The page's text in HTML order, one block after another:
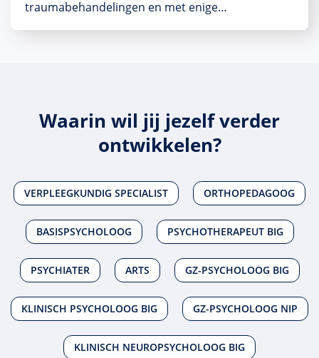
traumabehandelingen en met enige…
Waarin wil jij jezelf verder
ontwikkelen?
VERPLEEGKUNDIG SPECIALIST ORTHOPEDAGOOG
BASISPSYCHOLOOG PSYCHOTHERAPEUT BIG
PSYCHIATER ARTS GZ-PSYCHOLOOG BIG
KLINISCH PSYCHOLOOG BIG GZ-PSYCHOLOOG NIP
KLINISCH NEUROPSYCHOLOOG BIG